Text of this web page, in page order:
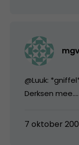
@Luuk:
Derksen mee….
7 oktober